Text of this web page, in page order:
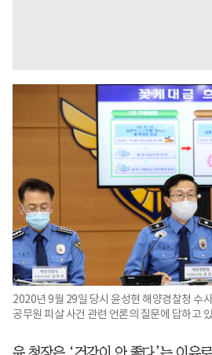
2020년 9월 29일 당시 윤성현 해양경찰청 수
공무원 피살 사건 관련 언론의 질문에 답하고